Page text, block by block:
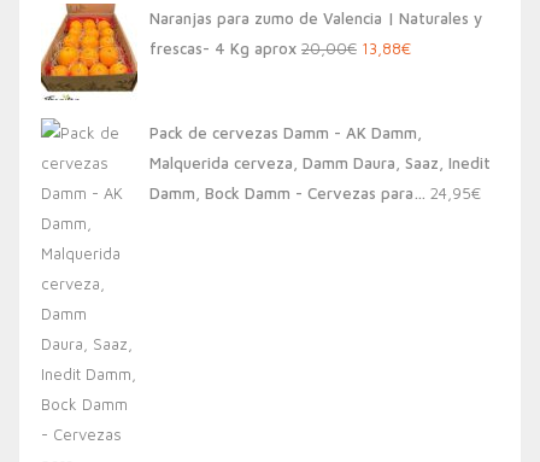
Naranjas para zumo de Valencia | Naturales y
frescas- 4 Kg aprox 20,00€ El
era:
20,00€.
13,88€El
es:
13,88€.
Pack de cervezas Damm - AK Damm,
Malquerida cerveza, Damm Daura, Saaz, Inedit
Damm, Bock Damm - Cervezas para… 24,95€